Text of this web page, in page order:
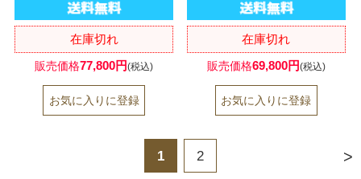
在庫切れ
販売価格77,800円(税込)
在庫切れ
販売価格69,800円(税込)
>
1 2